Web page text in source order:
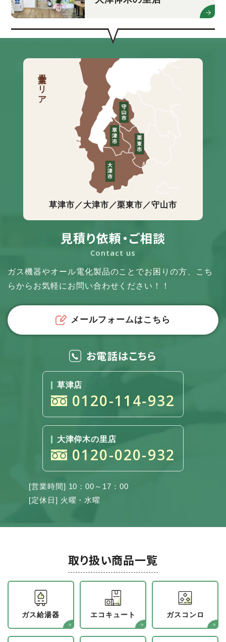
営業エリア
草津市／大津市／栗東市／守山市
見積り依頼・ご相談
Contact us
ガス機器やオール電化製品のことでお困りの方、
こち
らからお気軽にお問い合わせください！！
メールフォームはこちら
お電話はこちら
草津店
0120-114-932
大津仰木の里店
0120-020-932
[営業時間] 10：00～17：00
[定休日] 火曜・水曜
取り扱い商品一覧
ガス給湯器 エコキュート ガスコンロ